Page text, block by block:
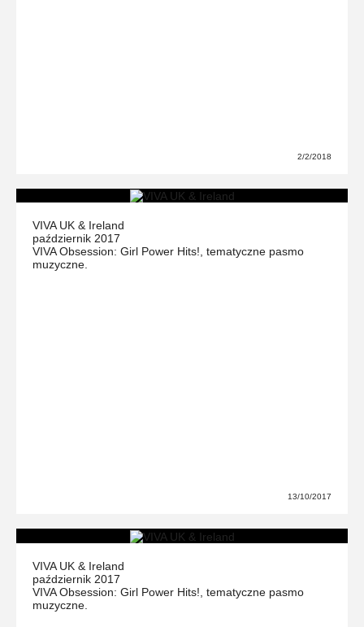
2/2/2018
VIVA UK & Ireland
październik 2017
VIVA Obsession: Girl Power Hits!, tematyczne pasmo
muzyczne.
13/10/2017
VIVA UK & Ireland
październik 2017
VIVA Obsession: Girl Power Hits!, tematyczne pasmo
muzyczne.